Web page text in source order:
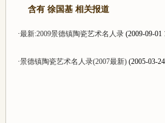
含有 徐国基 相关报道
·最新:2009景德镇陶瓷艺术名人录 (2009-09-01
·景德镇陶瓷艺术名人录(2007最新) (2005-03-